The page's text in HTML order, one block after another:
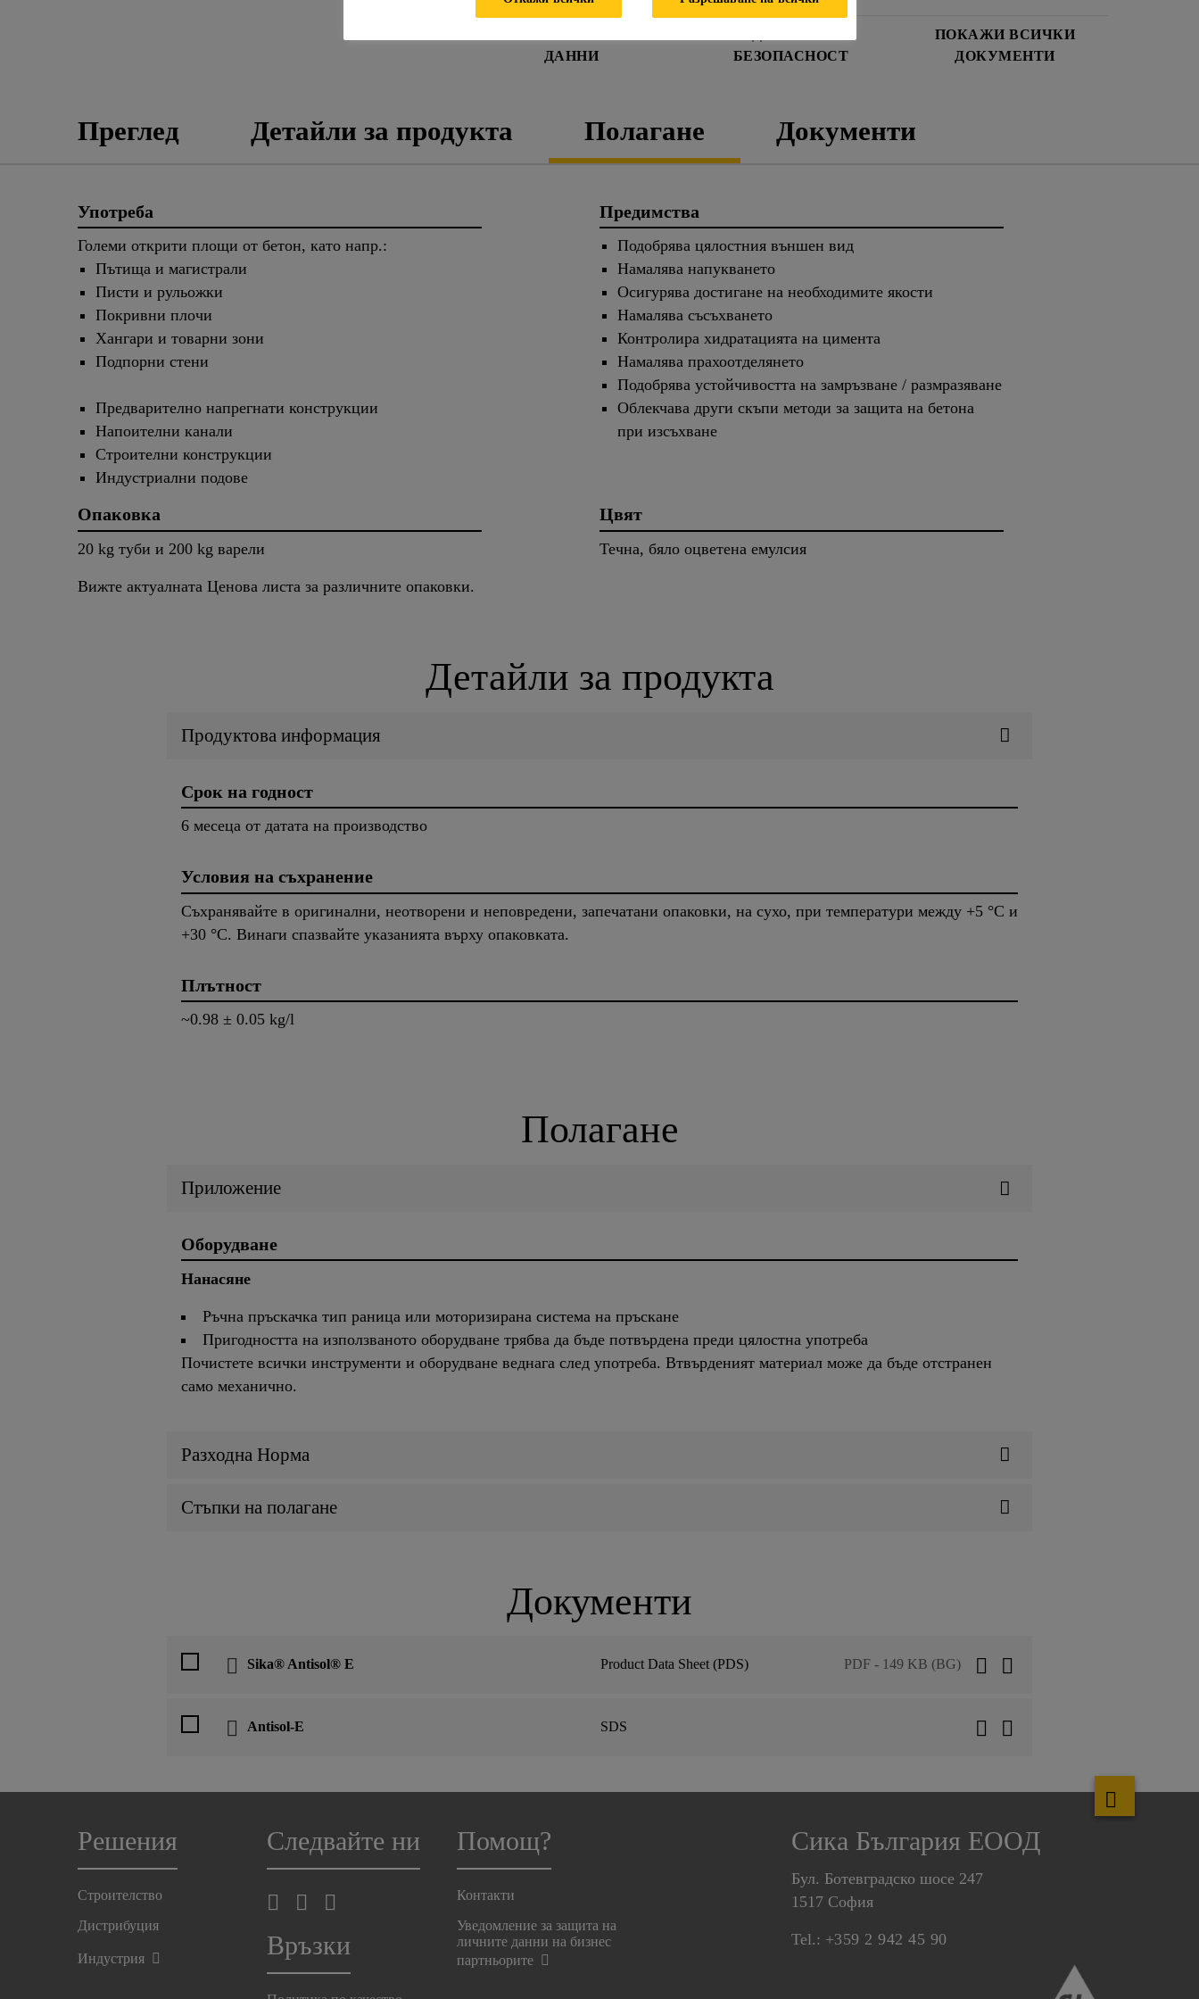
ДАННИ
БЕЗОПАСНОСТ
ПОКАЖИ ВСИЧКИ
ДОКУМЕНТИ
Преглед Детайли за продукта Полагане Документи
Употреба
Големи открити площи от бетон, като напр.:
Пътища и магистрали
Писти и рульожки
Покривни плочи
Хангари и товарни зони
Подпорни стени
Предварително напрегнати конструкции
Напоителни канали
Строителни конструкции
Индустриални подове
Предимства
Подобрява цялостния външен вид
Намалява напукването
Осигурява достигане на необходимите якости
Намалява съсъхването
Контролира хидратацията на цимента
Намалява прахоотделянето
Подобрява устойчивостта на замръзване / размразяване
Облекчава други скъпи методи за защита на бетона
при изсъхване
Опаковка
20 kg туби и 200 kg варели
Вижте актуалната Ценова листа за различните опаковки.
Цвят
Течна, бяло оцветена емулсия
Детайли за продукта
Продуктова информация
Срок на годност
6 месеца от датата на производство
Условия на съхранение
Съхранявайте в оригинални, неотворени и неповредени, запечатани опаковки, на сухо, при температури между +5 °C и
+30 °C. Винаги спазвайте указанията върху опаковката.
Плътност
~0.98 ± 0.05 kg/l
Полагане
Приложение
Оборудване
Нанасяне
Ръчна пръскачка тип раница или моторизирана система на пръскане
Пригодността на използваното оборудване трябва да бъде потвърдена преди цялостна употреба
Почистете всички инструменти и оборудване веднага след употреба. Втвърденият материал може да бъде отстранен
само механично.
Разходна Норма
Стъпки на полагане
Документи
Sika® Antisol® E Product Data Sheet (PDS) PDF - 149 KB (BG)
Antisol-E SDS
Решения
Строителство
Дистрибуция
Индустрия
Следвайте ни
Връзки
Помощ?
Контакти
Уведомление за защита на
личните данни на бизнес
партньорите
Сика България ЕООД
Бул. Ботевградско шосе 247
1517 София
Tel.: +359 2 942 45 90